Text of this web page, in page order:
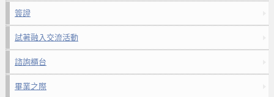
簽證
試著融入交流活動
諮詢櫃台
畢業之際